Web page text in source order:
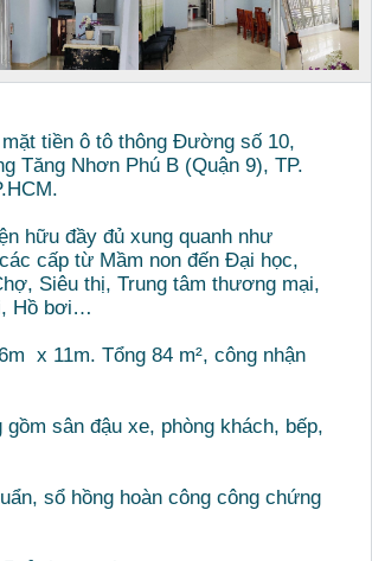
tiền ô tô thông Đường số 10,
Tăng Nhơn Phú B (Quận 9), TP.
hữu đầy đủ xung quanh như
cấp từ Mầm non đến Đại học,
Siêu thị, Trung tâm thương mại,
Hồ bơi…
x 11m. Tổng 84 m², công nhận
gồm sân đậu xe, phòng khách, bếp,
sổ hồng hoàn công công chứng